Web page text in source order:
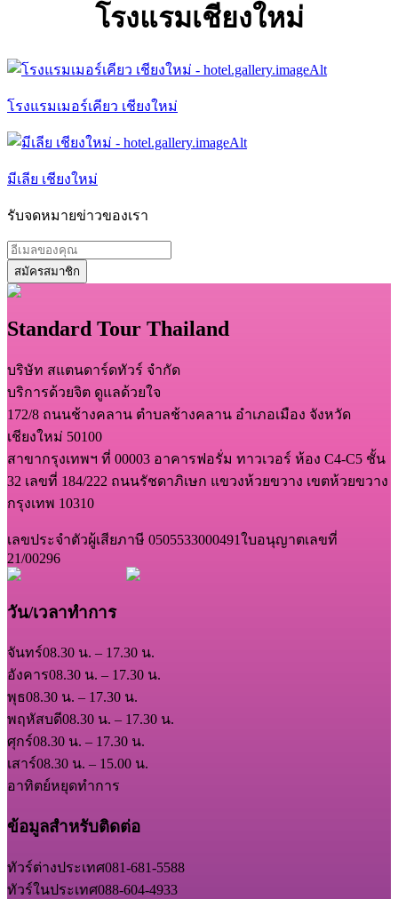
โรงแรมเชียงใหม่
โรงแรมเมอร์เคียว เชียงใหม่
มีเลีย เชียงใหม่
รับจดหมายข่าวของเรา
สมัครสมาชิก
Standard Tour Thailand
บริษัท สแตนดาร์ดทัวร์ จำกัด
บริการด้วยจิต ดูแลด้วยใจ
172/8 ถนนช้างคลาน ตำบลช้างคลาน อำเภอเมือง จังหวัด
เชียงใหม่ 50100
สาขากรุงเทพฯ ที่ 00003 อาคารฟอรั่ม ทาวเวอร์ ห้อง C4-C5 ชั้น
32 เลขที่ 184/222 ถนนรัชดาภิเษก แขวงห้วยขวาง เขตห้วยขวาง
กรุงเทพ 10310
เลขประจำตัวผู้เสียภาษี 0505533000491ใบอนุญาตเลขที่
21/00296
วัน/เวลาทำการ
จันทร์08.30 น. – 17.30 น.
อังคาร08.30 น. – 17.30 น.
พุธ08.30 น. – 17.30 น.
พฤหัสบดี08.30 น. – 17.30 น.
ศุกร์08.30 น. – 17.30 น.
เสาร์08.30 น. – 15.00 น.
อาทิตย์หยุดทำการ
ข้อมูลสำหรับติดต่อ
ทัวร์ต่างประเทศ081-681-5588
ทัวร์ในประเทศ088-604-4933